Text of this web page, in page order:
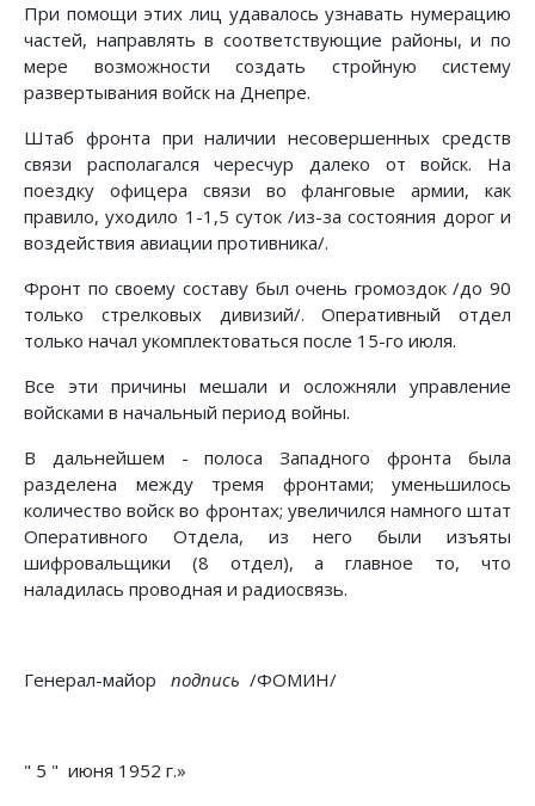
При помощи этих лиц удавалось узнавать нумерацию
частей, направлять в соответствующие районы, и по
мере возможности создать стройную систему
развертывания войск на Днепре.
Штаб фронта при наличии несовершенных средств
связи располагался чересчур далеко от войск. На
поездку офицера связи во фланговые армии, как
правило, уходило 1-1,5 суток /из-за состояния дорог и
воздействия авиации противника/.
Фронт по своему составу был очень громоздок /до 90
только стрелковых дивизий/. Оперативный отдел
только начал укомплектоваться после 15-го июля.
Все эти причины мешали и осложняли управление
войсками в начальный период войны.
В дальнейшем - полоса Западного фронта была
разделена между тремя фронтами; уменьшилось
количество войск во фронтах; увеличился намного штат
Оперативного Отдела, из него были изъяты
шифровальщики (8 отдел), а главное то, что
наладилась проводная и радиосвязь.
Генерал-майор подпись /ФОМИН/
" 5 " июня 1952 г.»